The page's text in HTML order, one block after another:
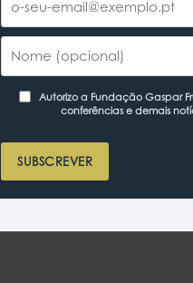
Autorizo a Fundação Gaspar
conferências e demais
SUBSCREVER